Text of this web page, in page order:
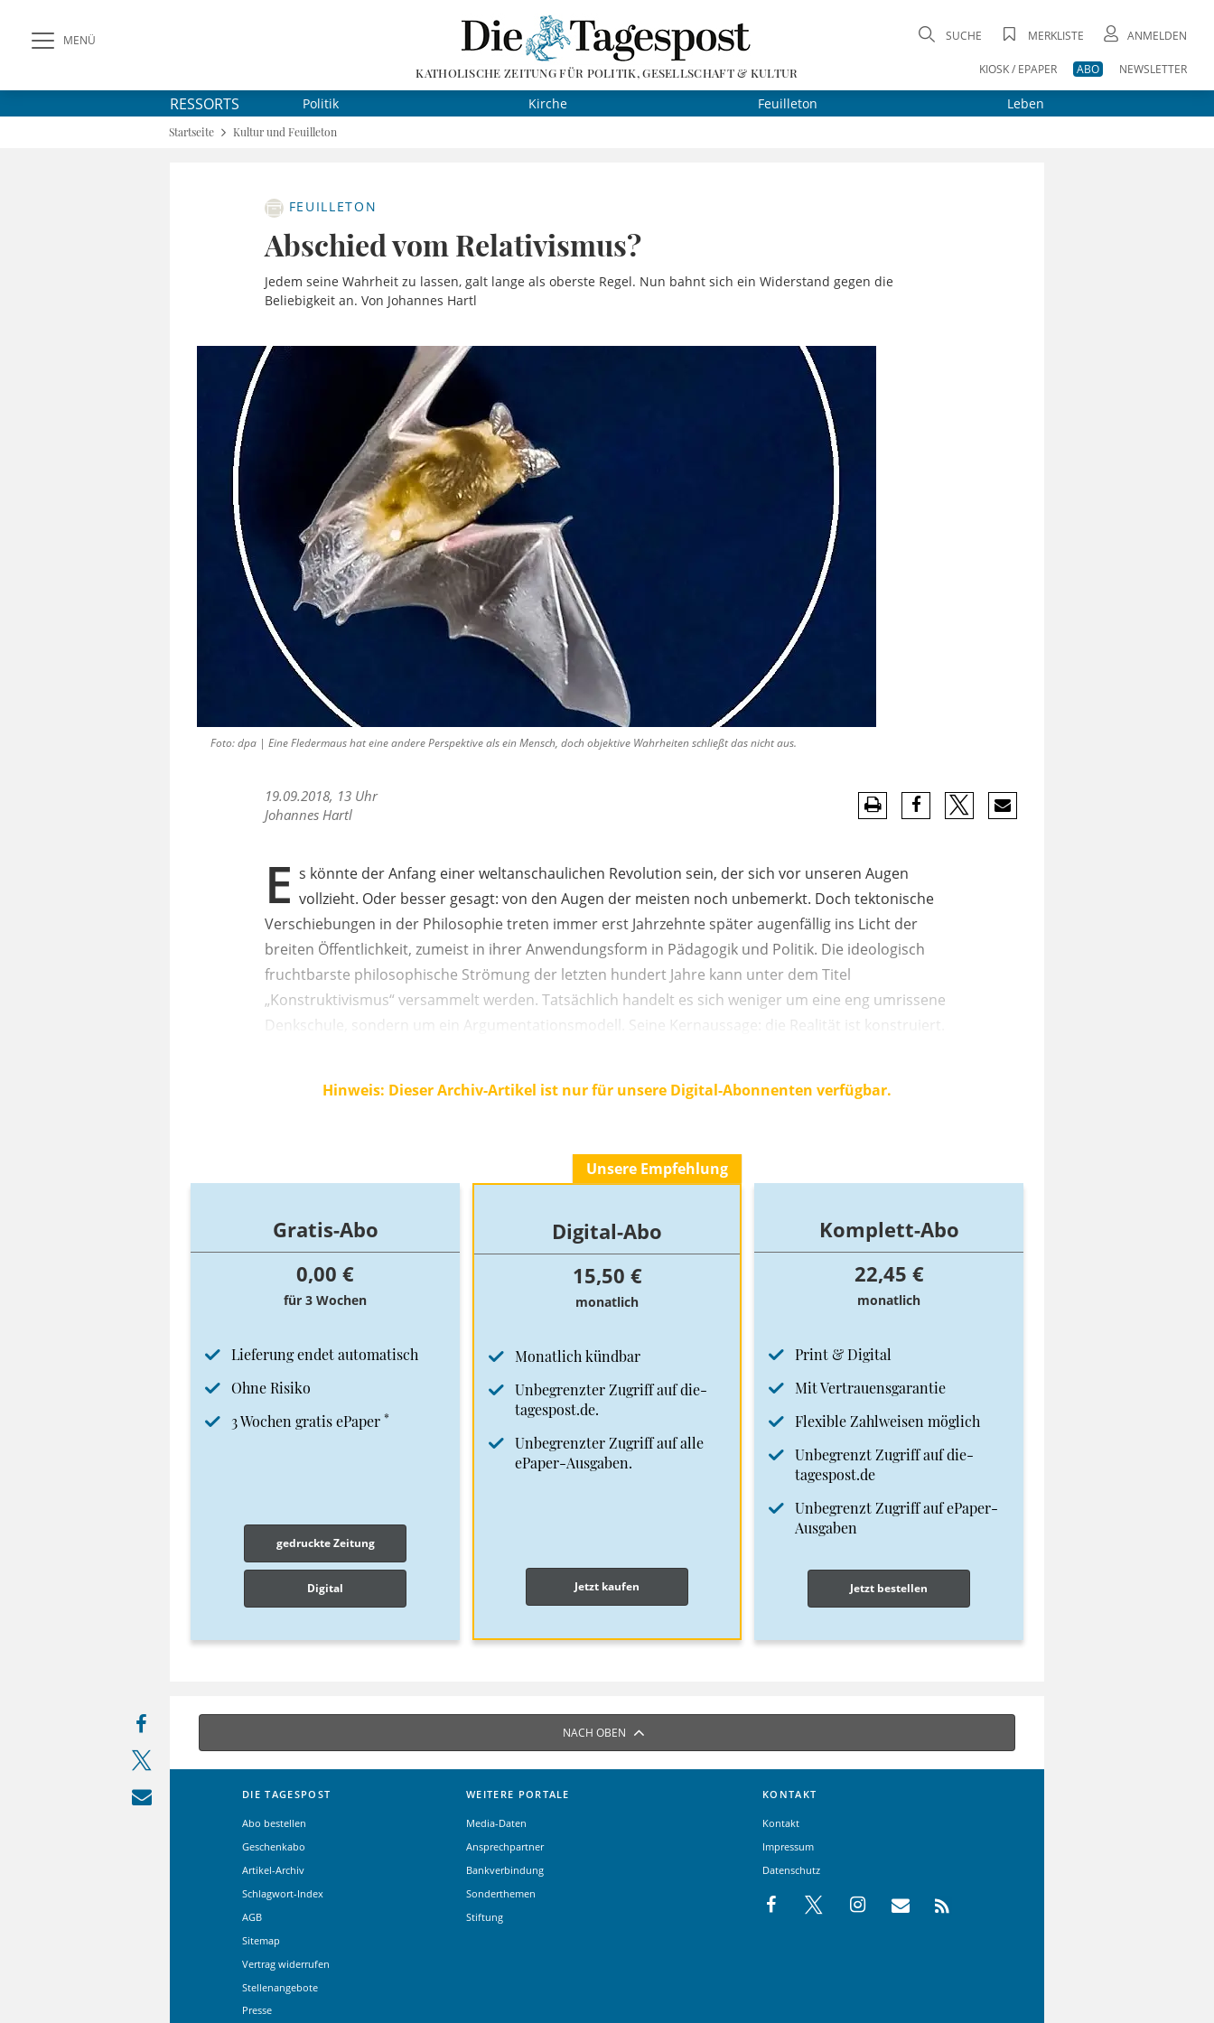
MENÜ
KATHOLISCHE ZEITUNG FÜR POLITIK, GESELLSCHAFT & KULTUR
SUCHE MERKLISTE ANMELDEN
KIOSK / EPAPER ABO NEWSLETTER
RESSORTS Politik Kirche Feuilleton Leben
Startseite Kultur und Feuilleton
FEUILLETON
Abschied vom Relativismus?
Jedem seine Wahrheit zu lassen, galt lange als oberste Regel. Nun bahnt sich ein Widerstand gegen die
Beliebigkeit an. Von Johannes Hartl
Foto: dpa | Eine Fledermaus hat eine andere Perspektive als ein Mensch, doch objektive Wahrheiten schließt das nicht aus.
19.09.2018, 13 Uhr
Johannes Hartl
E s könnte der Anfang einer weltanschaulichen Revolution sein, der sich vor unseren Augen
vollzieht. Oder besser gesagt: von den Augen der meisten noch unbemerkt. Doch tektonische
Verschiebungen in der Philosophie treten immer erst Jahrzehnte später augenfällig ins Licht der
breiten Öffentlichkeit, zumeist in ihrer Anwendungsform in Pädagogik und Politik. Die ideologisch
fruchtbarste philosophische Strömung der letzten hundert Jahre kann unter dem Titel
„Konstruktivismus“ versammelt werden. Tatsächlich handelt es sich weniger um eine eng umrissene
Denkschule, sondern um ein Argumentationsmodell. Seine Kernaussage: die Realität ist konstruiert.
Hinweis: Dieser Archiv-Artikel ist nur für unsere Digital-Abonnenten verfügbar.
Gratis-Abo
0,00 €
für 3 Wochen
Lieferung endet automatisch
Ohne Risiko
3 Wochen gratis ePaper *
gedruckte Zeitung
Digital
Unsere Empfehlung
Digital-Abo
15,50 €
monatlich
Monatlich kündbar
Unbegrenzter Zugriff auf die-
tagespost.de.
Unbegrenzter Zugriff auf alle
ePaper-Ausgaben.
Jetzt kaufen
Komplett-Abo
22,45 €
monatlich
Print & Digital
Mit Vertrauensgarantie
Flexible Zahlweisen möglich
Unbegrenzt Zugriff auf die-
tagespost.de
Unbegrenzt Zugriff auf ePaper-
Ausgaben
Jetzt bestellen
NACH OBEN
DIE TAGESPOST
Abo bestellen
Geschenkabo
Artikel-Archiv
Schlagwort-Index
AGB
Sitemap
Vertrag widerrufen
Stellenangebote
Presse
WEITERE PORTALE
Media-Daten
Ansprechpartner
Bankverbindung
Sonderthemen
Stiftung
KONTAKT
Kontakt
Impressum
Datenschutz